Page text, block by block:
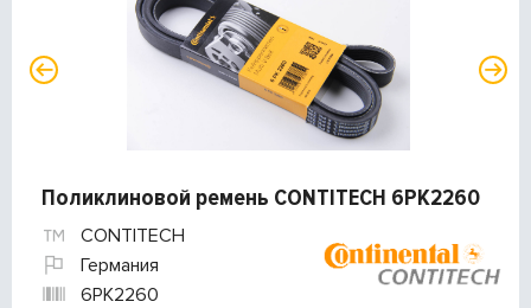
Поликлиновой ремень CONTITECH 6PK2260
CONTITECH
Германия
6PK2260